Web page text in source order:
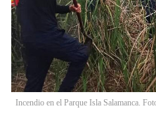
Incendio en el Parque Isla Salamanca.